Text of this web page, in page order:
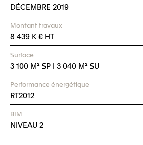
DÉCEMBRE 2019
Montant travaux
8 439 K € HT
Surface
3 100 M² SP | 3 040 M² SU
Performance énergétique
RT2012
BIM
NIVEAU 2